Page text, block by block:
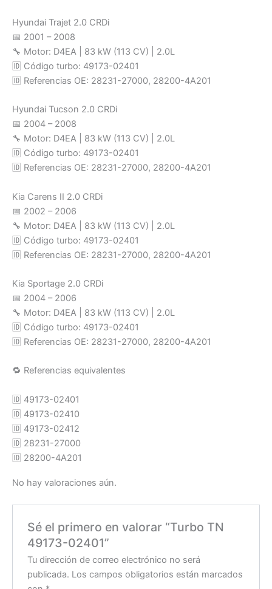
Hyundai Trajet 2.0 CRDi
📅 2001 – 2008
🔧 Motor: D4EA | 83 kW (113 CV) | 2.0L
🆔 Código turbo: 49173-02401
🆔 Referencias OE: 28231-27000, 28200-4A201
Hyundai Tucson 2.0 CRDi
📅 2004 – 2008
🔧 Motor: D4EA | 83 kW (113 CV) | 2.0L
🆔 Código turbo: 49173-02401
🆔 Referencias OE: 28231-27000, 28200-4A201
Kia Carens II 2.0 CRDi
📅 2002 – 2006
🔧 Motor: D4EA | 83 kW (113 CV) | 2.0L
🆔 Código turbo: 49173-02401
🆔 Referencias OE: 28231-27000, 28200-4A201
Kia Sportage 2.0 CRDi
📅 2004 – 2006
🔧 Motor: D4EA | 83 kW (113 CV) | 2.0L
🆔 Código turbo: 49173-02401
🆔 Referencias OE: 28231-27000, 28200-4A201
🔁 Referencias equivalentes
🆔 49173-02401
🆔 49173-02410
🆔 49173-02412
🆔 28231-27000
🆔 28200-4A201
No hay valoraciones aún.
Sé el primero en valorar “Turbo TN
49173-02401”
Tu dirección de correo electrónico no será
publicada. Los campos obligatorios están marcados